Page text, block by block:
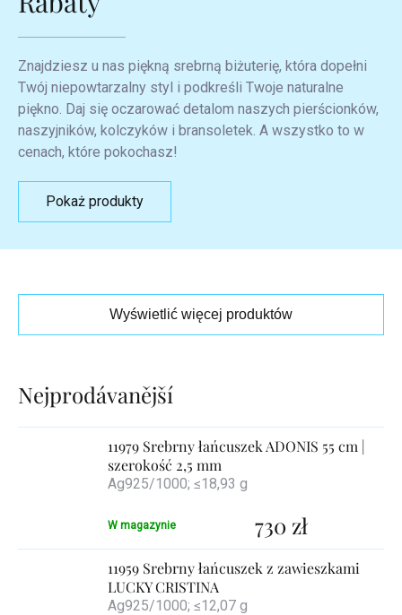
Znajdziesz u nas piękną srebrną biżuterię, która dopełni
Twój niepowtarzalny styl i podkreśli Twoje naturalne
piękno. Daj się oczarować detalom naszych pierścionków,
naszyjników, kolczyków i bransoletek. A wszystko to w
cenach, które pokochasz!
Pokaż produkty
Wyświetlić więcej produktów
11979 Srebrny łańcuszek ADONIS 55 cm |
szerokość 2,5 mm
Ag925/1000; ≤18,93 g
W magazynie 730 zł
11959 Srebrny łańcuszek z zawieszkami
LUCKY CRISTINA
Ag925/1000; ≤12,07 g
Lista
produktów